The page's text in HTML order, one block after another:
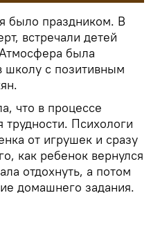
было праздником. В
встречали детей
была
школу с позитивным
что в процессе
трудности. Психологи
от игрушек и сразу
как ребенок вернулся
отдохнуть, а потом
домашнего задания.